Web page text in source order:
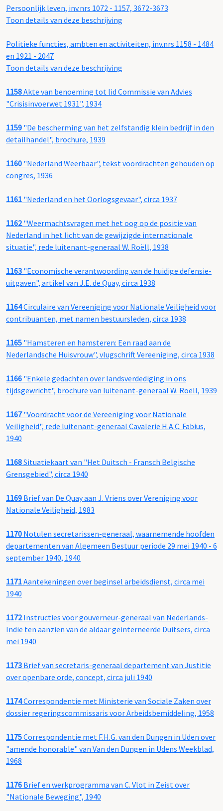
Persoonlijk leven, inv.nrs 1072 - 1157, 3672-3673
Toon details van deze beschrijving
Politieke functies, ambten en activiteiten, inv.nrs 1158 - 1484
en 1921 - 2047
Toon details van deze beschrijving
1158Akte van benoeming tot lid Commissie van Advies
"Crisisinvoerwet 1931", 1934
1159 "De bescherming van het zelfstandig klein bedrijf in den
detailhandel", brochure, 1939
1160 "Nederland Weerbaar", tekst voordrachten gehouden op
congres, 1936
1161 "Nederland en het Oorlogsgevaar", circa 1937
1162"Weermachtsvragen met het oog op de positie van
Nederland in het licht van de gewijzigde internationale
situatie", rede luitenant-generaal W. Roëll, 1938
1163 "Economische verantwoording van de huidige defensie-
uitgaven", artikel van J.E. de Quay, circa 1938
1164Circulaire van Vereeniging voor Nationale Veiligheid voor
contribuanten, met namen bestuursleden, circa 1938
1165 "Hamsteren en hamsteren: Een raad aan de
Nederlandsche Huisvrouw", vlugschrift Vereeniging, circa 1938
1166 "Enkele gedachten over landsverdediging in ons
tijdsgewricht", brochure van luitenant-generaal W. Roëll, 1939
1167"Voordracht voor de Vereeniging voor Nationale
Veiligheid", rede luitenant-generaal Cavalerie H.A.C. Fabius,
1940
1168Situatiekaart van "Het Duitsch - Fransch Belgische
Grensgebied", circa 1940
1169 Brief van De Quay aan J. Vriens over Vereniging voor
Nationale Veiligheid, 1983
1170 Notulen secretarissen-generaal, waarnemende hoofden
departementen van Algemeen Bestuur periode 29 mei 1940 - 6
september 1940, 1940
1171Aantekeningen over beginsel arbeidsdienst, circa mei
1940
1172Instructies voor gouverneur-generaal van Nederlands-
Indië ten aanzien van de aldaar geinterneerde Duitsers, circa
mei 1940
1173 Brief van secretaris-generaal departement van Justitie
over openbare orde, concept, circa juli 1940
1174Correspondentie met Ministerie van Sociale Zaken over
dossier regeringscommissaris voor Arbeidsbemiddeling, 1958
1175Correspondentie met F.H.G. van den Dungen in Uden over
"amende honorable" van Van den Dungen in Udens Weekblad,
1968
1176 Brief en werkprogramma van C. Vlot in Zeist over
"Nationale Beweging", 1940